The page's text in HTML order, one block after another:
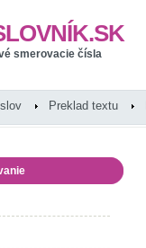
smerovacie čísla
Preklad textu